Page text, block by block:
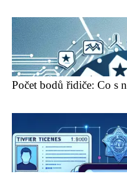
Počet bodů řidiče: Co s